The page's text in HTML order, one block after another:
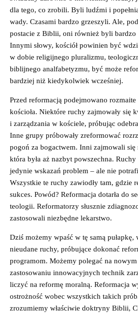
dla tego, co zrobili. Byli ludźmi i
wady. Czasami bardzo grzeszyli. Ale,
postacie z Biblii, oni również byli bardzo
Innymi słowy, kościół powinien być
w dobie religijnego pluralizmu,
biblijnego analfabetyzmu, być może
bardziej niż kiedykolwiek wcześniej.
Przed reformacją podejmowano
kościoła. Niektóre ruchy zajmowały się
i zarządzania w kościele, próbując
Inne grupy próbowały zreformować
pogoń za bogactwem. Inni zajmowali się
która była aż nazbyt powszechna. Ruchy
jedynie wskazań problem – ale nie
Wszystkie te ruchy zawiodły tam, gdzie
sukces. Powód? Reformacja dotarła do
teologii. Reformatorzy słusznie
zastosowali niezbędne lekarstwo.
Dziś możemy wpaść w tę samą pułapkę,
nieudane ruchy, próbujące dokonać
programom. Możemy polegać na
zastosowaniu innowacyjnych technik
liczyć na reformę moralną. Reformacja
ostrożność wobec wszystkich takich
zrozumiemy właściwie doktryny Biblii,